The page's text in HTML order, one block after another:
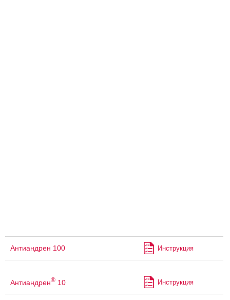
Антиандрен 100 Инструкция
Антиандрен® 10 Инструкция